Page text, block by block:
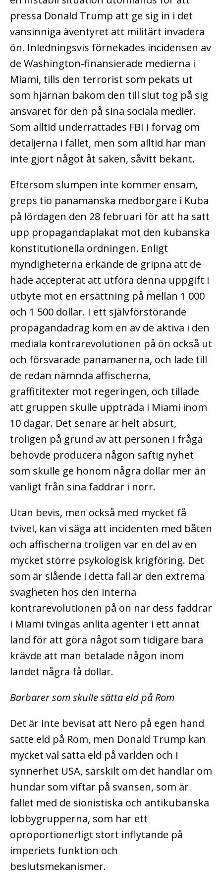
pressa Donald Trump att ge sig in i det
vansinniga äventyret att militärt invadera
ön. Inledningsvis förnekades incidensen av
de Washington-finansierade medierna i
Miami, tills den terrorist som pekats ut
som hjärnan bakom den till slut tog på sig
ansvaret för den på sina sociala medier.
Som alltid underrättades FBI i förväg om
detaljerna i fallet, men som alltid har man
inte gjort något åt saken, såvitt bekant.
Eftersom slumpen inte kommer ensam,
greps tio panamanska medborgare i Kuba
på lördagen den 28 februari för att ha satt
upp propagandaplakat mot den kubanska
konstitutionella ordningen. Enligt
myndigheterna erkände de gripna att de
hade accepterat att utföra denna uppgift i
utbyte mot en ersättning på mellan 1 000
och 1 500 dollar. I ett självförstörande
propagandadrag kom en av de aktiva i den
mediala kontrarevolutionen på ön också ut
och försvarade panamanerna, och lade till
de redan nämnda affischerna,
graffititexter mot regeringen, och tillade
att gruppen skulle uppträda i Miami inom
10 dagar. Det senare är helt absurt,
troligen på grund av att personen i fråga
behövde producera någon saftig nyhet
som skulle ge honom några dollar mer än
vanligt från sina faddrar i norr.
Utan bevis, men också med mycket få
tvivel, kan vi säga att incidenten med båten
och affischerna troligen var en del av en
mycket större psykologisk krigföring. Det
som är slående i detta fall är den extrema
svagheten hos den interna
kontrarevolutionen på ön när dess faddrar
i Miami tvingas anlita agenter i ett annat
land för att göra något som tidigare bara
krävde att man betalade någon inom
landet några få dollar.
Barbarer som skulle sätta eld på Rom
Det är inte bevisat att Nero på egen hand
satte eld på Rom, men Donald Trump kan
mycket väl sätta eld på världen och i
synnerhet USA, särskilt om det handlar om
hundar som viftar på svansen, som är
fallet med de sionistiska och antikubanska
lobbygrupperna, som har ett
oproportionerligt stort inflytande på
imperiets funktion och
beslutsmekanismer.